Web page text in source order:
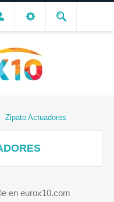
Zipato Actuadores
en eurox10.com